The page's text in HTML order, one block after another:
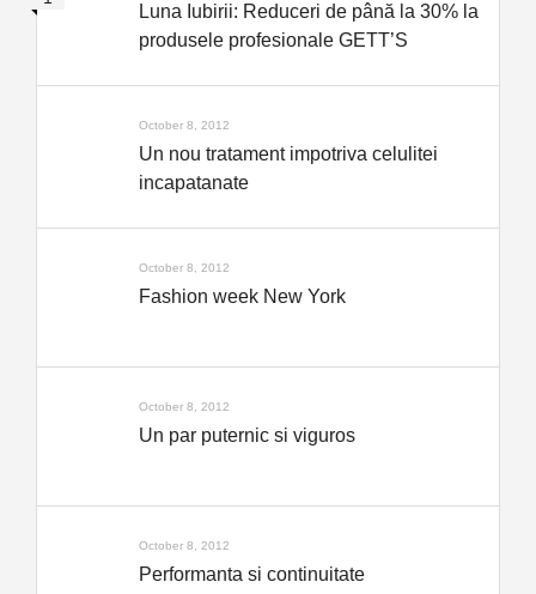
Luna Iubirii: Reduceri de până la 30% la
produsele profesionale GETT’S
October 8, 2012
Un nou tratament impotriva celulitei
incapatanate
October 8, 2012
Fashion week New York
October 8, 2012
Un par puternic si viguros
October 8, 2012
Performanta si continuitate